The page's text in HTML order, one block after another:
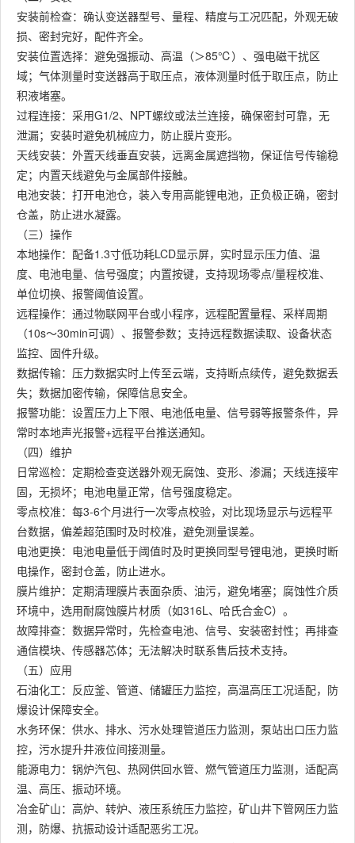
安装前检查：确认变送器型号、量程、精度与工况匹配，外观无破
损、密封完好，配件齐全。
安装位置选择：避免强振动、高温（＞85℃）、强电磁干扰区
域；气体测量时变送器高于取压点，液体测量时低于取压点，防止
积液堵塞。
过程连接：采用G1/2、NPT螺纹或法兰连接，确保密封可靠，无
泄漏；安装时避免机械应力，防止膜片变形。
天线安装：外置天线垂直安装，远离金属遮挡物，保证信号传输稳
定；内置天线避免与金属部件接触。
电池安装：打开电池仓，装入专用高能锂电池，正负极正确，密封
仓盖，防止进水凝露。
（三）操作
本地操作：配备1.3寸低功耗LCD显示屏，实时显示压力值、温
度、电池电量、信号强度；内置按键，支持现场零点/量程校准、
单位切换、报警阈值设置。
远程操作：通过物联网平台或小程序，远程配置量程、采样周期
（10s～30min可调）、报警参数；支持远程数据读取、设备状态
监控、固件升级。
数据传输：压力数据实时上传至云端，支持断点续传，避免数据丢
失；数据加密传输，保障信息安全。
报警功能：设置压力上下限、电池低电量、信号弱等报警条件，异
常时本地声光报警+远程平台推送通知。
（四）维护
日常巡检：定期检查变送器外观无腐蚀、变形、渗漏；天线连接牢
固，无损坏；电池电量正常，信号强度稳定。
零点校准：每3-6个月进行一次零点校验，对比现场显示与远程平
台数据，偏差超范围时及时校准，避免测量误差。
电池更换：电池电量低于阈值时及时更换同型号锂电池，更换时断
电操作，密封仓盖，防止进水。
膜片维护：定期清理膜片表面杂质、油污，避免堵塞；腐蚀性介质
环境中，选用耐腐蚀膜片材质（如316L、哈氏合金C）。
故障排查：数据异常时，先检查电池、信号、安装密封性；再排查
通信模块、传感器芯体；无法解决时联系售后技术支持。
（五）应用
石油化工：反应釜、管道、储罐压力监控，高温高压工况适配，防
爆设计保障安全。
水务环保：供水、排水、污水处理管道压力监测，泵站出口压力监
控，污水提升井液位间接测量。
能源电力：锅炉汽包、热网供回水管、燃气管道压力监测，适配高
温、高压、振动环境。
冶金矿山：高炉、转炉、液压系统压力监控，矿山井下管网压力监
测，防爆、抗振动设计适配恶劣工况。